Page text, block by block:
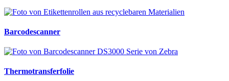
Barcodescanner
Thermotransferfolie